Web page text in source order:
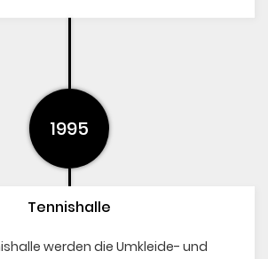
1995
Tennishalle
werden die Umkleide- und